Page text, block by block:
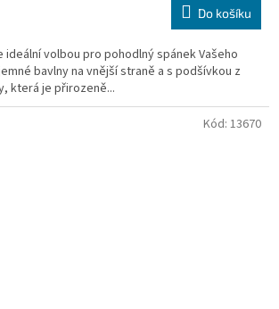
Do košíku
volbou pro pohodlný spánek Vašeho
bavlny na vnější straně a s podšívkou z
která je přirozeně...
Kód: 13670